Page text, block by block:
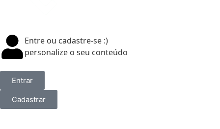
Entre ou cadastre-se :)
personalize o seu conteúdo
Entrar
Cadastrar